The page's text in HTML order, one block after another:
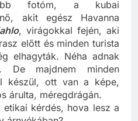
fotóm, a kubai
akit egész Havanna
, virágokkal fején, aki
előtt és minden turista
elhagyták. Néha adnak
majdnem minden
készül, ott van a képe,
árulta, méregdrágán.
kérdés, hova lesz a